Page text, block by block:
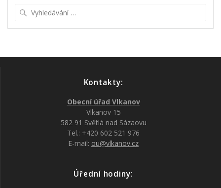
Kontakty:
Obecní úřad Vlkanov
Vlkanov 15
582 91 Světlá nad Sázaovu
Tel.: +420 602 521 976
E-mail: ou@vlkanov.cz
Úřední hodiny: